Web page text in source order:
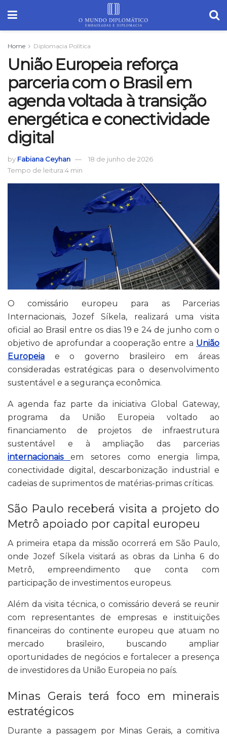
Home Diplomacia Política
União Europeia reforça
parceria com o Brasil em
agenda voltada à transição
energética e conectividade
digital
by Fabiana Ceyhan
18 de junho de 2026
Tempo de leitura:4 min
O comissário europeu para as Parcerias
Internacionais, Jozef Síkela, realizará uma visita
oficial ao Brasil entre os dias 19 e 24 de junho com o
objetivo de aprofundar a cooperação entre a União
Europeia e o governo brasileiro em áreas
consideradas estratégicas para o desenvolvimento
sustentável e a segurança econômica.
A agenda faz parte da iniciativa Global Gateway,
programa da União Europeia voltado ao
financiamento de projetos de infraestrutura
sustentável e à ampliação das parcerias
internacionais
em setores como energia limpa,
conectividade digital, descarbonização industrial e
cadeias de suprimentos de matérias-primas críticas.
São Paulo receberá visita a projeto do
Metrô apoiado por capital europeu
A primeira etapa da missão ocorrerá em São Paulo,
onde Jozef Síkela visitará as obras da Linha 6 do
Metrô, empreendimento que conta com
participação de investimentos europeus.
Além da visita técnica, o comissário deverá se reunir
com representantes de empresas e instituições
financeiras do continente europeu que atuam no
mercado brasileiro, buscando ampliar
oportunidades de negócios e fortalecer a presença
de investidores da União Europeia no país.
Minas Gerais terá foco em minerais
estratégicos
Durante a passagem por Minas Gerais, a comitiva